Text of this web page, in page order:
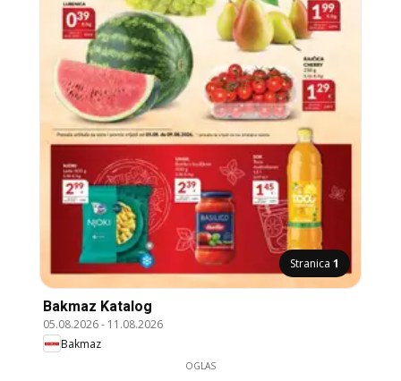
Stranica 1
Bakmaz Katalog
05.08.2026- 11.08.2026
Bakmaz
OGLAS